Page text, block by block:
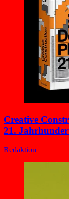
Creative
21.
Redaktion